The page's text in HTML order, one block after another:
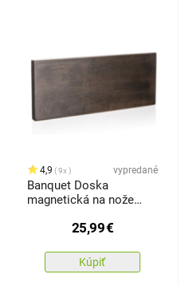
4,9 9x vypredané
Banquet Doska
magnetická na nože
25,99€
Kúpiť